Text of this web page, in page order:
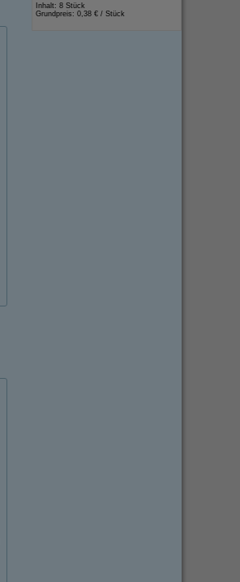
Inhalt: 8 Stück
Grundpreis: 0,38 € / Stück